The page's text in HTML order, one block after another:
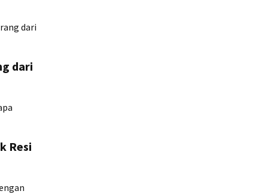
dari
dari
Resi